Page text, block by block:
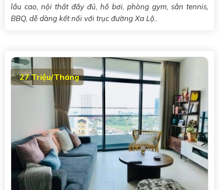
lầu cao, nội thất đầy đủ, hồ bơi, phòng gym, sân tennis,
BBQ, dễ dàng kết nối với trục đường Xa Lộ..
27 Triệu/Tháng